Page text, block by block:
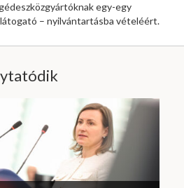
egy-egy
– nyilvántartásba vételéért.